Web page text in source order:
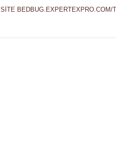
SITE BEDBUG.EXPERTEXPRO.COM/